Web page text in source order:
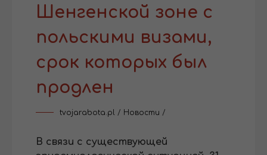
Шенгенской зоне с
польскими визами,
срок которых был
продлен
tvojarabota.pl / Новости /
В связи с существующей